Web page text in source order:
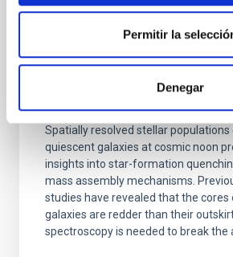
Permitir la
Denegar
CON ÁRBITRO
Clues to inside-out quenching
galaxies at 1.2 ≲ z ≲ 2.2:
Mg-abundance gradients from
Spatially resolved stellar
quiescent galaxies at cosmic noon
insights into star-formation
mass assembly mechanisms.
studies have revealed that the cores
galaxies are redder than their
spectroscopy is needed to break